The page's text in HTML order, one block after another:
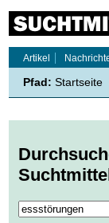
Artikel
Pfad: Startseite